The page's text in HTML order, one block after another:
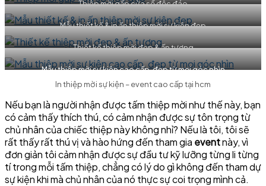
Thiệp mời gấp cửa sổ độc đáo
Mẫu thiết kế & in ấn thiệp mời sự kiện đẹp
Thiết kế thiệp mời đẹp & ấn tượng
Mẫu thiệp mời sự kiện cao cấp, đẹp từ mọi góc nhìn
In thiệp mời sự kiện – event cao cấp tại hcm
Nếu bạn là người nhận được tấm thiệp mời như thế này, bạn
có cảm thấy thích thú, có cảm nhận được sự tôn trọng từ
chủ nhân của chiếc thiệp này không nhỉ? Nếu là tôi, tôi sẽ
rất thấy rất thú vị và hào hứng đến tham gia eventnày, vì
đơn giản tôi cảm nhận được sự đầu tư kỹ lưỡng từng li từng
tí trong mỗi tấm thiệp, chẳng có lý do gì không đến tham dự
sự kiện khi mà chủ nhân của nó thực sự coi trọng mình cả.